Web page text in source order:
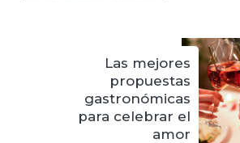
Las mejores
propuestas
gastronómicas
para celebrar el
amor